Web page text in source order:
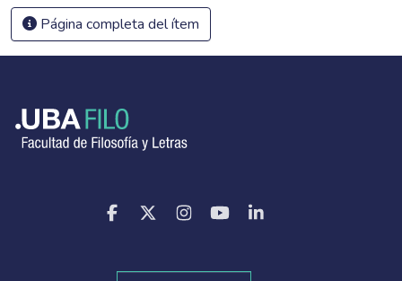
Página completa del ítem